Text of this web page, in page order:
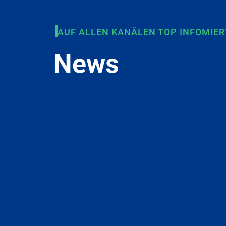
AUF ALLEN KANÄLEN TOP
News